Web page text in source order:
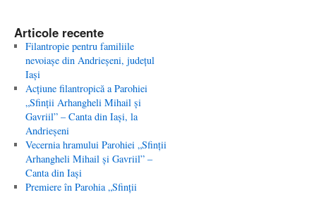
Articole recente
Filantropie pentru familiile
nevoiaşe din Andrieşeni, judeţul
Iaşi
Acţiune filantropică a Parohiei
„Sfinţii Arhangheli Mihail şi
Gavriil” – Canta din Iaşi, la
Andrieşeni
Vecernia hramului Parohiei „Sfinţii
Arhangheli Mihail şi Gavriil” –
Canta din Iaşi
Premiere în Parohia „Sfinţii